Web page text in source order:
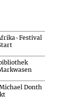
Festival
Donth